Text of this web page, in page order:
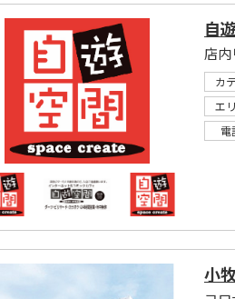
自
店
カ
エ
電
小